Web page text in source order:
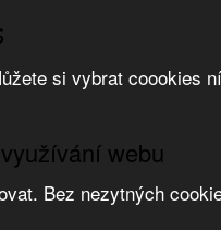
si vybrat coookies
webu
Bez nezytných
doplňující obsah